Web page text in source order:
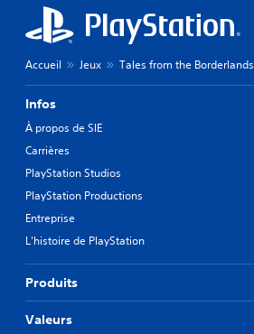
Accueil Jeux Tales from the Borderlands
Infos
À propos de SIE
Carrières
PlayStation Studios
PlayStation Productions
Entreprise
L'histoire de PlayStation
Produits
Valeurs